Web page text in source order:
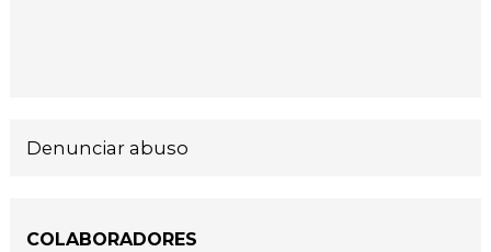
Denunciar abuso
COLABORADORES